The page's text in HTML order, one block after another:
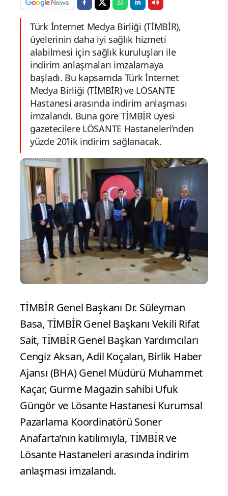
Türk İnternet Medya Birliği (TİMBİR),
üyelerinin daha iyi sağlık hizmeti
alabilmesi için sağlık kuruluşları ile
indirim anlaşmaları imzalamaya
başladı. Bu kapsamda Türk İnternet
Medya Birliği (TİMBİR) ve LÖSANTE
Hastanesi arasında indirim anlaşması
imzalandı. Buna göre TİMBİR üyesi
gazetecilere LÖSANTE Hastaneleri’nden
yüzde 20’lik indirim sağlanacak.
TİMBİR Genel Başkanı Dr. Süleyman
Basa, TİMBİR Genel Başkanı Vekili Rifat
Sait, TİMBİR Genel Başkan Yardımcıları
Cengiz Aksan, Adil Koçalan, Birlik Haber
Ajansı (BHA) Genel Müdürü Muhammet
Kaçar, Gurme Magazin sahibi Ufuk
Güngör ve Lösante Hastanesi Kurumsal
Pazarlama Koordinatörü Soner
Anafarta’nın katılımıyla, TİMBİR ve
Lösante Hastaneleri arasında indirim
anlaşması imzalandı.